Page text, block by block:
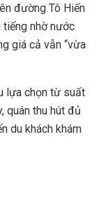
đường Tô Hiến
tiếng nhờ nước
giá cả vẫn “vừa
lựa chọn từ suất
quán thu hút đủ
du khách khám